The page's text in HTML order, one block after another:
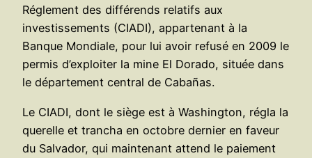
Réglement des différends relatifs aux
investissements (CIADI), appartenant à la
Banque Mondiale, pour lui avoir refusé en 2009 le
permis d’exploiter la mine El Dorado, située dans
le département central de Cabañas.
Le CIADI, dont le siège est à Washington, régla la
querelle et trancha en octobre dernier en faveur
du Salvador, qui maintenant attend le paiement